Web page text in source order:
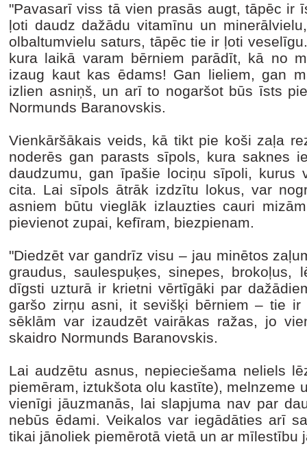
"Pavasarī viss tā vien prasās augt, tāpēc ir
ļoti daudz dažādu vitamīnu un
olbaltumvielu saturs, tāpēc tie ir ļoti
kura laikā varam bērniem parādīt, kā no
izaug kaut kas ēdams! Gan lieliem, gan
izlien asniņš, un arī to nogaršot būs īsts
Normunds Baranovskis.
Vienkāršākais veids, kā tikt pie koši zaļa
noderēs gan parasts sīpols, kura saknes
daudzumu, gan īpašie lociņu sīpoli, kurus
cita. Lai sīpols ātrāk izdzītu lokus, var
asniem būtu vieglāk izlauzties cauri
pievienot zupai, kefīram, biezpienam.
"Diedzēt var gandrīz visu – jau minētos
graudus, saulespuķes, sinepes, brokoļus,
dīgsti uzturā ir krietni vērtīgāki par
garšo zirņu asni, it sevišķi bērniem – tie
sēklām var izaudzēt vairākas ražas, jo
skaidro Normunds Baranovskis.
Lai audzētu asnus, nepieciešama neliels
piemēram, iztukšota olu kastīte), melnzeme
vienīgi jāuzmanās, lai slapjuma nav par
nebūs ēdami. Veikalos var iegādāties arī
tikai jānoliek piemērotā vietā un ar mīlestību